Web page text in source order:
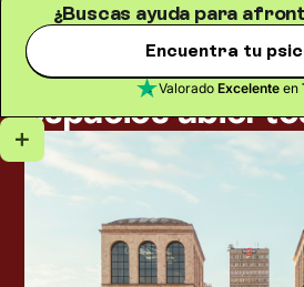
¿Buscas ayuda para
Encuentra tu
Valorado Excelenteen
Blog
Agorafobia: el
espacios